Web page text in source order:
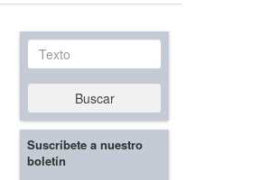
Texto
Buscar
Suscríbete a nuestro
boletín